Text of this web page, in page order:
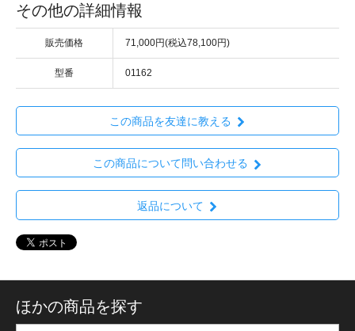
その他の詳細情報
販売価格 71,000円(税込78,100円)
型番 01162
この商品を友達に教える
この商品について問い合わせる
返品について
ほかの商品を探す